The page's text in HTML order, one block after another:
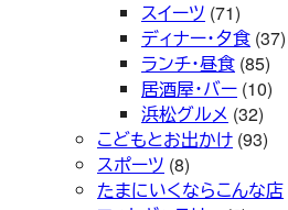
スイーツ (71)
ディナー・夕食 (37)
ランチ・昼食 (85)
居酒屋・バー (10)
浜松グルメ (32)
こどもとお出かけ (93)
スポーツ (8)
たまにいくならこんな店